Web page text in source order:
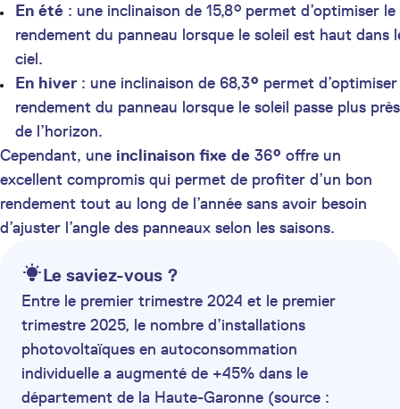
En été : une inclinaison de 15,8° permet d’optimiser le
rendement du panneau lorsque le soleil est haut dans
ciel.
En hiver : une inclinaison de 68,3° permet
rendement du panneau lorsque le soleil passe plus près
de l’horizon.
Cependant, une inclinaison fixe de 36° offre un
excellent compromis qui permet de profiter d’un bon
rendement tout au long de l’année sans avoir besoin
d’ajuster l’angle des panneaux selon les saisons.
Le saviez-vous ?
Entre le premier trimestre 2024 et le premier
trimestre 2025, le nombre d’installations
photovoltaïques en autoconsommation
individuelle a augmenté de +45% dans le
département de la Haute-Garonne (source :